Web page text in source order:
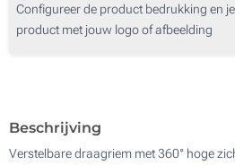
Digitale full colour transfer (Achterkant)
100
Configureer de product bedrukking en
product met jouw logo of afbeelding
Beschrijving
Verstelbare draagriem met 360° hoge